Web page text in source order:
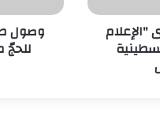
وصول
ش
ه